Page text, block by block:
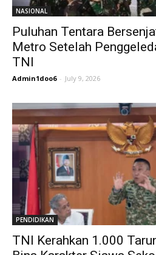
NASIONAL
Puluhan Tentara
Metro Setelah
TNI
Admin1doo6 - July 9, 2026
PENDIDIKAN
TNI Kerahkan 1.000